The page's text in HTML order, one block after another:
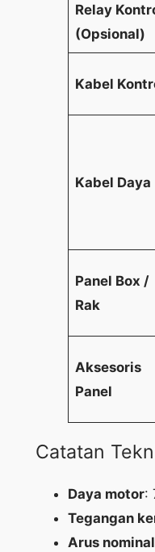
Relay
(Opsional)
Kabel
Kabel Daya
Panel Box /
Rak
Aksesoris
Panel
Catatan
Daya motor:
Tegangan
Arus